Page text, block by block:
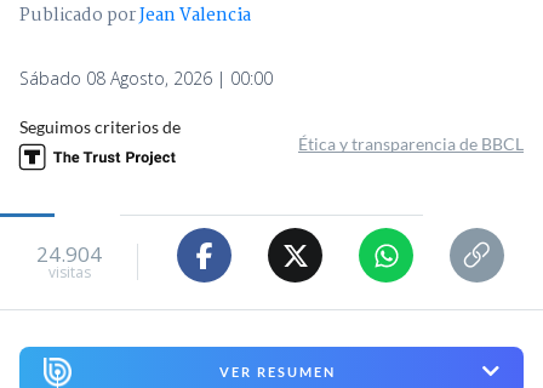
Publicado porJean Valencia
Sábado 08 Agosto, 2026 | 00:00
Seguimos criterios de
Ética y transparencia de BBCL
24.904
visitas
VER RESUMEN